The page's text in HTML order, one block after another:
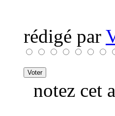
rédigé par
notez cet